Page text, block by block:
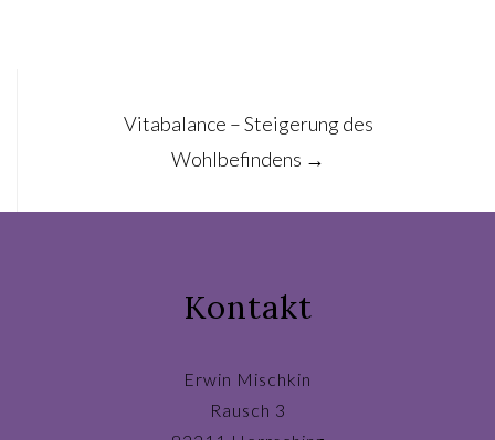
navigation
Vitabalance – Steigerung des
Wohlbefindens →
Kontakt
Erwin Mischkin
Rausch 3